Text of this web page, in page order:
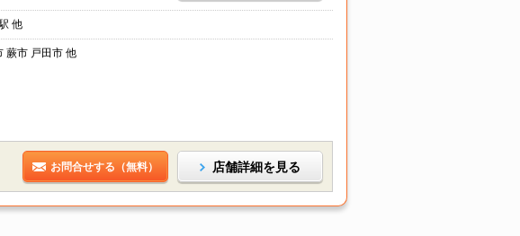
他
蕨市 戸田市 他
お問合せする（無料） 店舗詳細を見る